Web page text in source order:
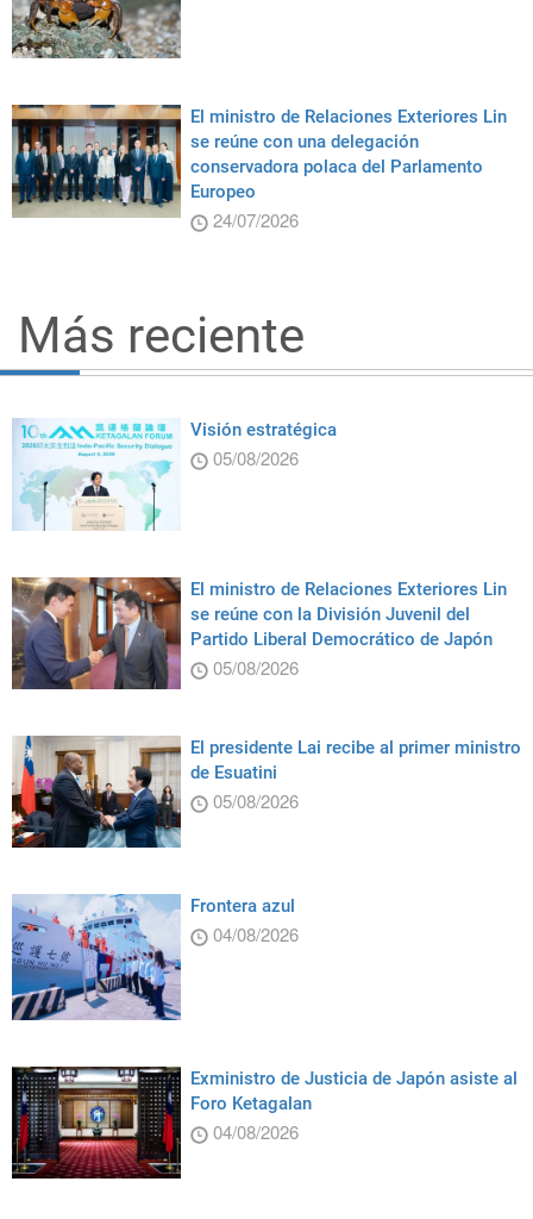
El ministro de Relaciones Exteriores Lin
se reúne con una delegación
conservadora polaca del Parlamento
Europeo
24/07/2026
Más reciente
Visión estratégica
05/08/2026
El ministro de Relaciones Exteriores Lin
se reúne con la División Juvenil del
Partido Liberal Democrático de Japón
05/08/2026
El presidente Lai recibe al primer ministro
de Esuatini
05/08/2026
Frontera azul
04/08/2026
Exministro de Justicia de Japón asiste al
Foro Ketagalan
04/08/2026